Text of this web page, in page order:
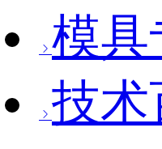
模具
技术